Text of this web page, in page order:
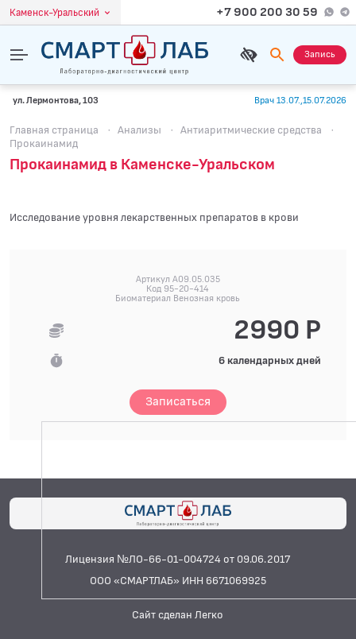
Каменск-Уральский +7 900 200 30 59
Запись
ул. Лермонтова, 103 Врач 13.07.,15.07.2026
Главная страница · Анализы · Антиаритмические средства
·
Прокаинамид
Прокаинамид в Каменске-Уральском
Исследование уровня лекарственных препаратов в крови
Артикул A09.05.035
Код 95-20-414
Биоматериал Венозная кровь
2990 Р
6 календарных дней
Записаться
Лицензия №ЛО-66-01-004724 от 09.06.2017
ООО «СМАРТЛАБ» ИНН 6671069925
Сайт сделан Легко